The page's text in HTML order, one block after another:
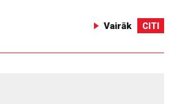
Vairāk CITI